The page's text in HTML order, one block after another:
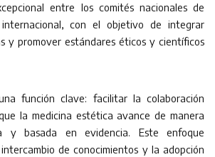
entre los comités nacionales de
con el objetivo de integrar
y promover estándares éticos y científicos
función clave: facilitar la colaboración
la medicina estética avance de manera
y basada en evidencia. Este enfoque
de conocimientos y la adopción